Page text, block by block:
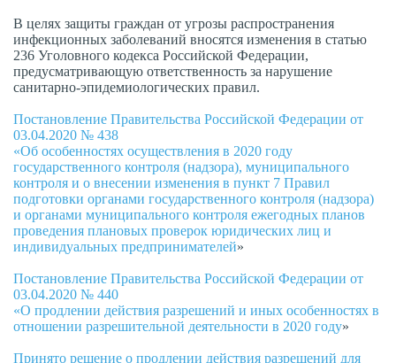
В целях защиты граждан от угрозы распространения
инфекционных заболеваний вносятся изменения в статью
236 Уголовного кодекса Российской Федерации,
предусматривающую ответственность за нарушение
санитарно-эпидемиологических правил.
Постановление Правительства Российской Федерации от
03.04.2020 № 438
«Об особенностях осуществления в 2020 году
государственного контроля (надзора), муниципального
контроля и о внесении изменения в пункт 7 Правил
подготовки органами государственного контроля (надзора)
и органами муниципального контроля ежегодных планов
проведения плановых проверок юридических лиц и
индивидуальных предпринимателей»
Постановление Правительства Российской Федерации от
03.04.2020 № 440
«О продлении действия разрешений и иных особенностях в
отношении разрешительной деятельности в 2020 году»
Принято решение о продлении действия разрешений для